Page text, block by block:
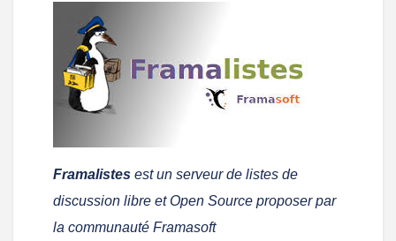
Framalistes est un serveur de listes de
discussion libre et Open Source proposer par
la communauté Framasoft